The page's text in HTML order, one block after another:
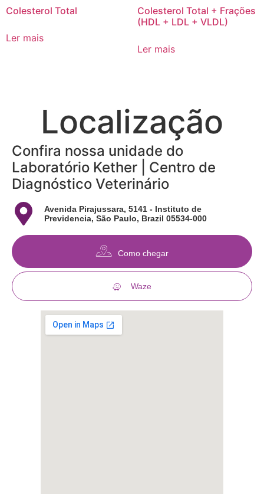
Colesterol Total
Ler mais
Colesterol Total + Frações
(HDL + LDL + VLDL)
Ler mais
Localização
Confira nossa unidade do
Laboratório Kether | Centro de
Diagnóstico Veterinário
Avenida Pirajussara, 5141 - Instituto de
Previdencia, São Paulo, Brazil 05534-000
Como chegar
Waze